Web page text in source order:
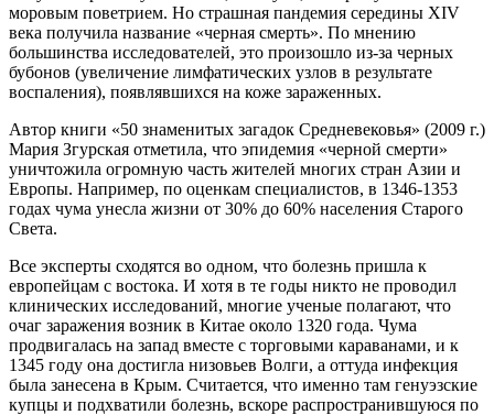
моровым поветрием. Но страшная пандемия середины XIV
века получила название «черная смерть». По мнению
большинства исследователей, это произошло из-за черных
бубонов (увеличение лимфатических узлов в результате
воспаления), появлявшихся на коже зараженных.
Автор книги «50 знаменитых загадок Средневековья» (2009 г.)
Мария Згурская отметила, что эпидемия «черной смерти»
уничтожила огромную часть жителей многих стран Азии и
Европы. Например, по оценкам специалистов, в 1346-1353
годах чума унесла жизни от 30% до 60% населения Старого
Света.
Все эксперты сходятся во одном, что болезнь пришла к
европейцам с востока. И хотя в те годы никто не проводил
клинических исследований, многие ученые полагают, что
очаг заражения возник в Китае около 1320 года. Чума
продвигалась на запад вместе с торговыми караванами, и к
1345 году она достигла низовьев Волги, а оттуда инфекция
была занесена в Крым. Считается, что именно там генуэзские
купцы и подхватили болезнь, вскоре распространившуюся по